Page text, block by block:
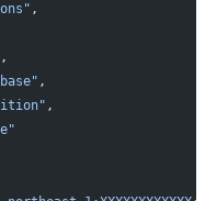
,
,
,
,